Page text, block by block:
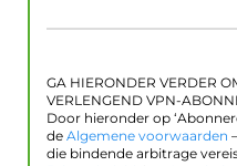
GA HIERONDER VERDER
VERLENGEND VPN-
Door hieronder op
de Algemene voorwaarden
die bindende arbitrage